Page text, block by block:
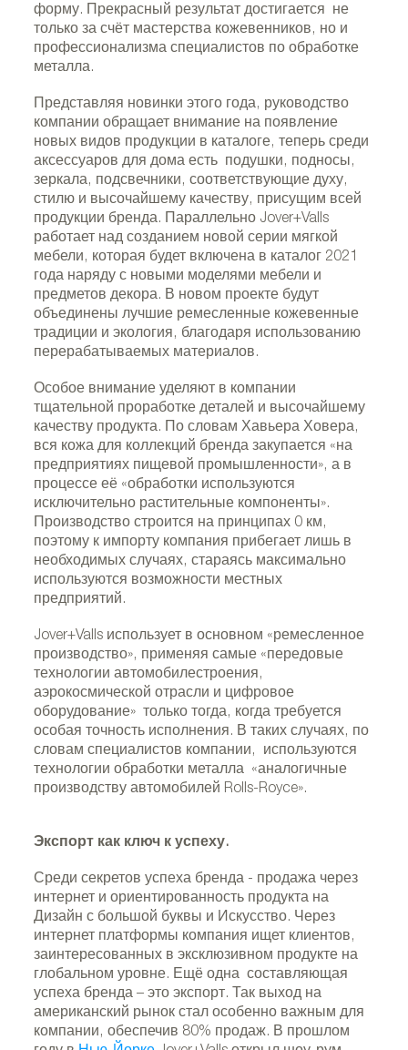
форму. Прекрасный результат достигается не
только за счёт мастерства кожевенников, но и
профессионализма специалистов по обработке
металла.
Представляя новинки этого года, руководство
компании обращает внимание на появление
новых видов продукции в каталоге, теперь среди
аксессуаров для дома есть подушки, подносы,
зеркала, подсвечники, соответствующие духу,
стилю и высочайшему качеству, присущим всей
продукции бренда. Параллельно Jover+Valls
работает над созданием новой серии мягкой
мебели, которая будет включена в каталог 2021
года наряду с новыми моделями мебели и
предметов декора. В новом проекте будут
объединены лучшие ремесленные кожевенные
традиции и экология, благодаря использованию
перерабатываемых материалов.
Особое внимание уделяют в компании
тщательной проработке деталей и высочайшему
качеству продукта. По словам Хавьера Ховера,
вся кожа для коллекций бренда закупается «на
предприятиях пищевой промышленности», а в
процессе её «обработки используются
исключительно растительные компоненты».
Производство строится на принципах 0 км,
поэтому к импорту компания прибегает лишь в
необходимых случаях, стараясь максимально
используются возможности местных
предприятий.
Jover+Valls использует в основном «ремесленное
производство», применяя самые «передовые
технологии автомобилестроения,
аэрокосмической отрасли и цифровое
оборудование» только тогда, когда требуется
особая точность исполнения. В таких случаях, по
словам специалистов компании, используются
технологии обработки металла «аналогичные
производству автомобилей Rolls-Royce».
Экспорт как ключ к успеху.
Среди секретов успеха бренда - продажа через
интернет и ориентированность продукта на
Дизайн с большой буквы и Искусство. Через
интернет платформы компания ищет клиентов,
заинтересованных в эксклюзивном продукте на
глобальном уровне. Ещё одна составляющая
успеха бренда – это экспорт. Так выход на
американский рынок стал особенно важным для
компании, обеспечив 80% продаж. В прошлом